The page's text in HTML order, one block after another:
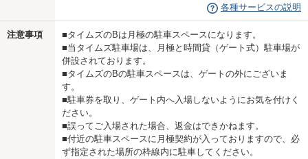
各種サービスの説明
注意事項
■タイムズのBは月極の駐車スペースになります。
■当タイムズ駐車場は、月極と時間貸（ゲート式）駐車場が
併設されております。
■タイムズのBの駐車スペースは、ゲートの外にございま
す。
■駐車券を取り、ゲート内へ入場しないようにお気を付けく
ださい。
■誤ってご入場された場合、返金はできかねます。
■付近の駐車スペースに月極契約が入っておりますので、必
ず指定された場所の枠線内に駐車してください。